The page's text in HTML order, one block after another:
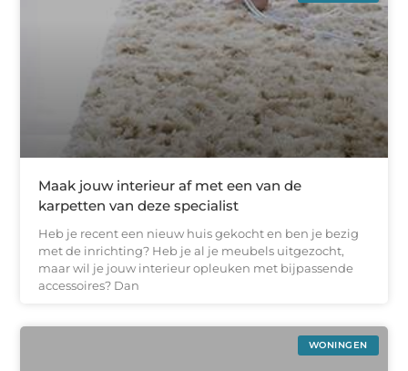
Maak jouw interieur af met een van de
karpetten van deze specialist
Heb je recent een nieuw huis gekocht en ben je bezig
met de inrichting? Heb je al je meubels uitgezocht,
maar wil je jouw interieur opleuken met bijpassende
accessoires? Dan
WONINGEN